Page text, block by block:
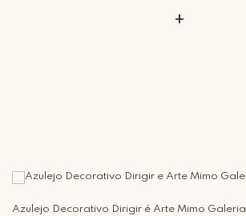
+
Azulejo Decorativo Dirigir é Arte Mimo Galeria